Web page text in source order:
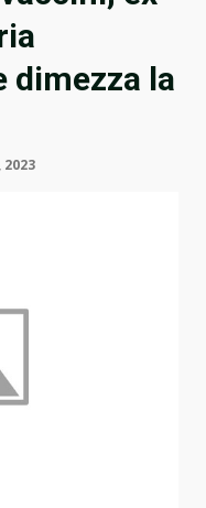
dimezza la